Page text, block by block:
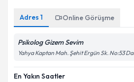
Adres 1 Online Görüşme
Psikolog Gizem Sevim
Yahya Kaptan Mah. Şehit Ergün Sk. No:53
En Yakın Saatler